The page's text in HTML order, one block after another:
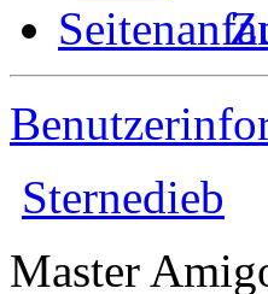
Sternedieb
Master